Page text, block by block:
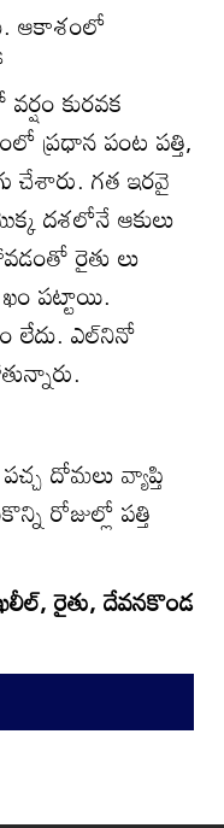
ఆకాశంలో
కురవక
ప్రధాన పంట పత్తి,
చేశారు. గత ఇరవై
దశలోనే ఆకులు
రైతు లు
ఖం పట్టాయి.
లేదు. ఎల్‌నినో
దోమలు వ్యాప్తి
రోజుల్లో పత్తి
రైతు, దేవనకొండ